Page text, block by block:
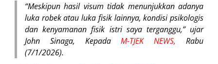
“Meskipun hasil visum tidak menunjukkan adanya
luka robek atau luka fisik lainnya, kondisi psikologis
dan kenyamanan fisik istri saya terganggu,” ujar
John Sinaga, KepadaM-TJEK NEWS, Rabu
(7/1/2026).